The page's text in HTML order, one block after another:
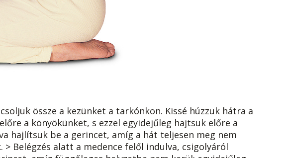
össze a kezünket a tarkónkon. Kissé húzzuk hátra a
a könyökünket, s ezzel egyidejűleg hajtsuk előre a
hajlítsuk be a gerincet, amíg a hát teljesen meg nem
Belégzés alatt a medence felől indulva, csigolyáról